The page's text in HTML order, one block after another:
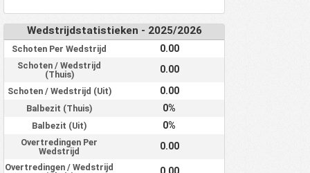
Wedstrijdstatistieken - 2025/2026
Schoten Per Wedstrijd 0.00
Schoten / Wedstrijd
(Thuis)
0.00
Schoten / Wedstrijd (Uit) 0.00
Balbezit (Thuis) 0%
Balbezit (Uit) 0%
Overtredingen Per
Wedstrijd
0.00
Overtredingen / Wedstrijd